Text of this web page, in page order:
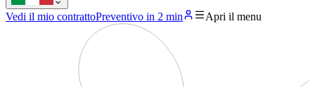
Vedi il mio contrattoPreventivo in 2 min Apri il menu